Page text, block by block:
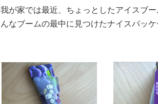
我が家では最近、ちょっとしたアイスブ
んなブームの最中に見つけたナイスパッケ